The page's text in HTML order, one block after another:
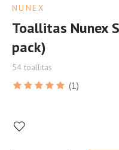
NUNEX
Toallitas Nunex
pack)
54 toallitas
(1)